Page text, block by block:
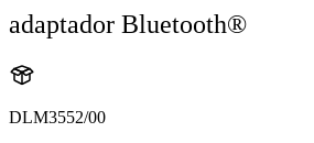
adaptador Bluetooth®
DLM3552/00